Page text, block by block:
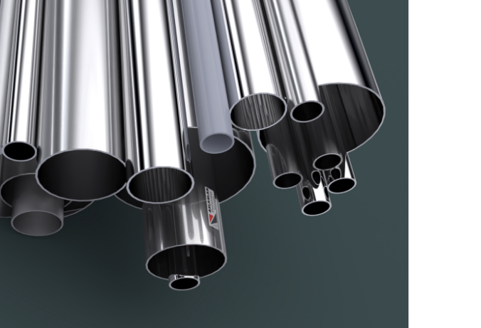
AGITADORES DE POLVO
PRODUCTOS INOXIDABLES MATERIALES DE ACCESORIOS
FILTROS